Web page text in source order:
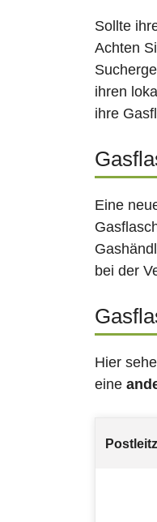
Sollte
Achten
ihren
ihre
Eine
bei der
Hier
eine